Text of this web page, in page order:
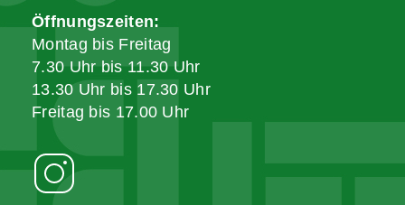
Öffnungszeiten:
Montag bis Freitag
7.30 Uhr bis 11.30 Uhr
13.30 Uhr bis 17.30 Uhr
Freitag bis 17.00 Uhr